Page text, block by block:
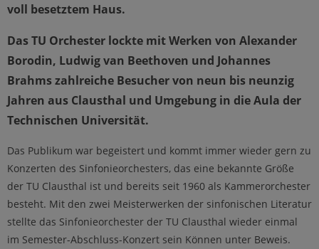
voll besetztem Haus.
Das TU Orchester lockte mit Werken von Alexander
Borodin, Ludwig van Beethoven und Johannes
Brahms zahlreiche Besucher von neun bis neunzig
Jahren aus Clausthal und Umgebung in die Aula der
Technischen Universität.
Das Publikum war begeistert und kommt immer wieder gern zu
Konzerten des Sinfonieorchesters, das eine bekannte Größe
der TU Clausthal ist und bereits seit 1960 als Kammerorchester
besteht. Mit den zwei Meisterwerken der sinfonischen Literatur
stellte das Sinfonieorchester der TU Clausthal wieder einmal
im Semester-Abschluss-Konzert sein Können unter Beweis.